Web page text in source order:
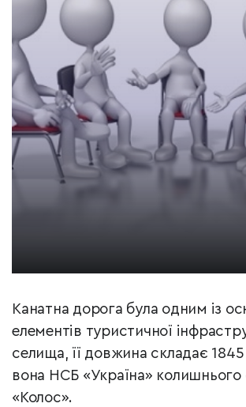
Канатна дорога була одним із
елементів туристичної
селища, її довжина складає
вона НСБ «Україна» колишнього
«Колос».